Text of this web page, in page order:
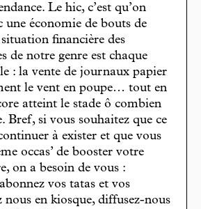
Le hic, c’est qu’on
une économie de bouts de
financière des
de notre genre est chaque
: la vente de journaux papier
le vent en poupe… tout en
atteint le stade ô combien
Bref, si vous souhaitez que ce
à exister et que vous
occas’ de booster votre
on a besoin de vous :
vos tatas et vos
nous en kiosque, diffusez-nous